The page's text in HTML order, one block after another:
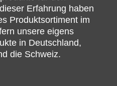
Erfahrung haben
Produktsortiment im
unsere eigens
in Deutschland,
die Schweiz.